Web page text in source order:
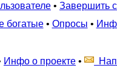
• Завершить
богатые• Опросы •
Инфо о проекте •